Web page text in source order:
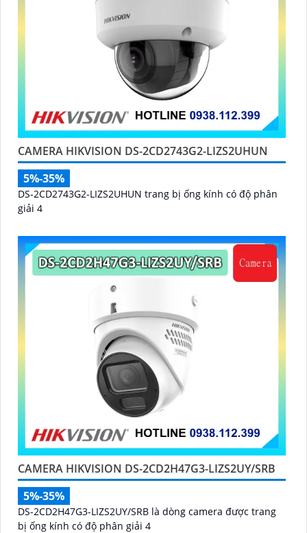
CAMERA HIKVISION DS-2CD2743G2-LIZS2UHUN
5%-35%
DS-2CD2743G2-LIZS2UHUN trang bị ống kính có độ phân
giải 4
CAMERA HIKVISION DS-2CD2H47G3-LIZS2UY/SRB
5%-35%
DS-2CD2H47G3-LIZS2UY/SRB là dòng camera được trang
bị ống kính có độ phân giải 4